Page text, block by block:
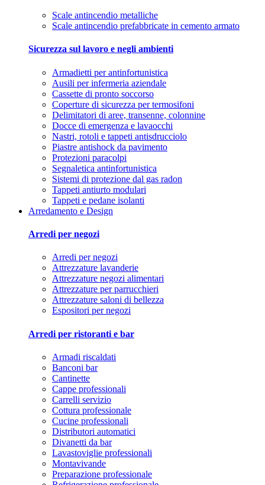
Scale antincendio metalliche
Scale antincendio prefabbricate in cemento armato
Sicurezza sul lavoro e negli ambienti
Armadietti per antinfortunistica
Ausili per infermeria aziendale
Cassette di pronto soccorso
Coperture di sicurezza per termosifoni
Delimitatori di aree, transenne, colonnine
Docce di emergenza e lavaocchi
Nastri, rotoli e tappeti antisdrucciolo
Piastre antishock da pavimento
Protezioni paracolpi
Segnaletica antinfortunistica
Sistemi di protezione dal gas radon
Tappeti antiurto modulari
Tappeti e pedane isolanti
Arredamento e Design
Arredi per negozi
Arredi per negozi
Attrezzature lavanderie
Attrezzature negozi alimentari
Attrezzature per parrucchieri
Attrezzature saloni di bellezza
Espositori per negozi
Arredi per ristoranti e bar
Armadi riscaldati
Banconi bar
Cantinette
Cappe professionali
Carrelli servizio
Cottura professionale
Cucine professionali
Distributori automatici
Divanetti da bar
Lavastoviglie professionali
Montavivande
Preparazione professionale